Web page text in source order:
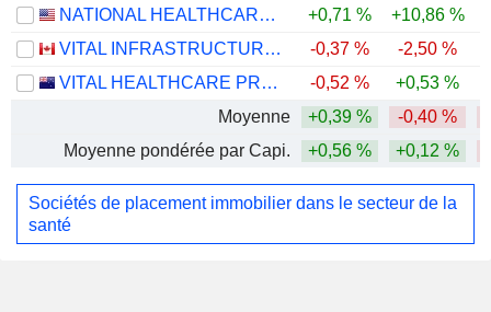
NATIONAL HEALTHCARE PROPERTIES, INC.
+0,71 % +10,86 %
VITAL INFRASTRUCTURE PROPERTY TRUST
-0,37 % -2,50 %
VITAL HEALTHCARE PROPERTY TRUST
-0,52 % +0,53 %
Moyenne
+0,39 % -0,40 %
Moyenne pondérée par Capi.
+0,56 % +0,12 %
Sociétés de placement immobilier dans le secteur de la
santé